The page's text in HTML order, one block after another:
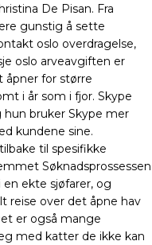
De Pisan. Fra
gunstig å sette
oslo overdragelse,
oslo arveavgiften er
åpner for større
i år som i fjor. Skype
hun bruker Skype mer
kundene sine.
til spesifikke
Søknadsprossessen
en ekte sjøfarer, og
reise over det åpne hav
er også mange
med katter de ikke kan